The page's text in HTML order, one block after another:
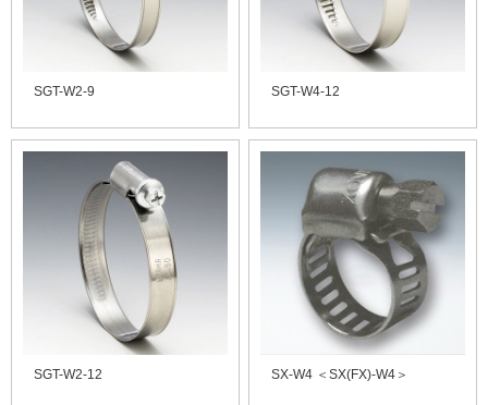
SGT-W2-9 SGT-W4-12
SGT-W2-12 SX-W4 ＜SX(FX)-W4＞